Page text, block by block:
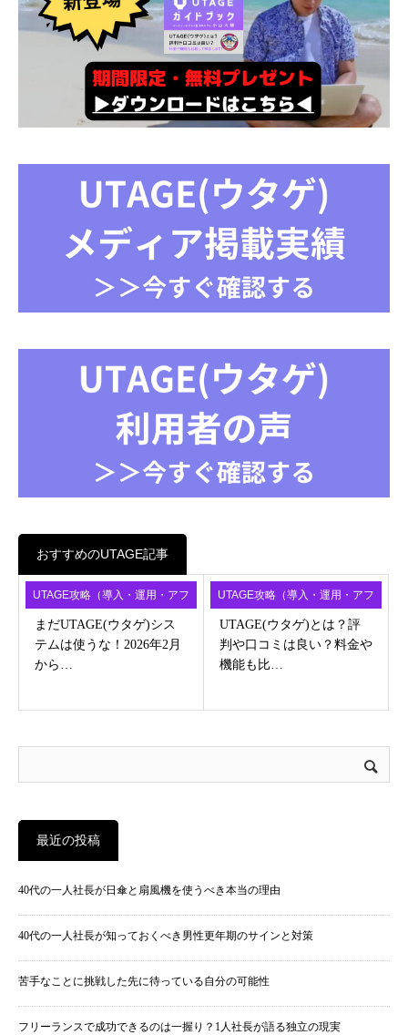
おすすめのUTAGE記事
UTAGE攻略（導入・運用・アフ
ィ）
まだUTAGE(ウタゲ)シス
テムは使うな！2026年2月
から…
UTAGE攻略（導入・運用・アフ
ィ）
UTAGE(ウタゲ)とは？評
判や口コミは良い？料金や
機能も比…
最近の投稿
40代の一人社長が日傘と扇風機を使うべき本当の理由
40代の一人社長が知っておくべき男性更年期のサインと対策
苦手なことに挑戦した先に待っている自分の可能性
フリーランスで成功できるのは一握り？1人社長が語る独立の現実